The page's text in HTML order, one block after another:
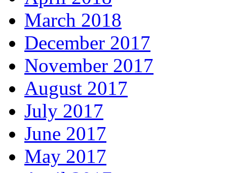
March 2018
December 2017
November 2017
August 2017
July 2017
June 2017
May 2017